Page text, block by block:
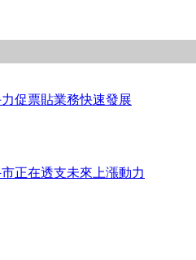
促票貼業務快速發展
正在透支未來上漲動力